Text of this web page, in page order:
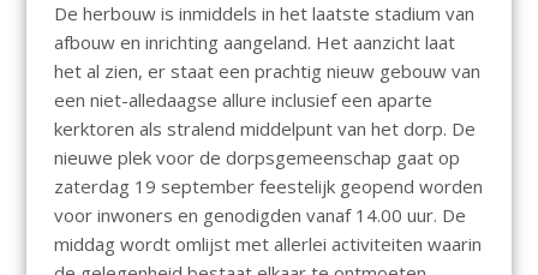
De herbouw is inmiddels in het laatste stadium van
afbouw en inrichting aangeland. Het aanzicht laat
het al zien, er staat een prachtig nieuw gebouw van
een niet-alledaagse allure inclusief een aparte
kerktoren als stralend middelpunt van het dorp. De
nieuwe plek voor de dorpsgemeenschap gaat op
zaterdag 19 september feestelijk geopend worden
voor inwoners en genodigden vanaf 14.00 uur. De
middag wordt omlijst met allerlei activiteiten waarin